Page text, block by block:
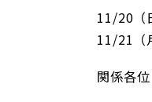
11/20（
11/21（
関係各